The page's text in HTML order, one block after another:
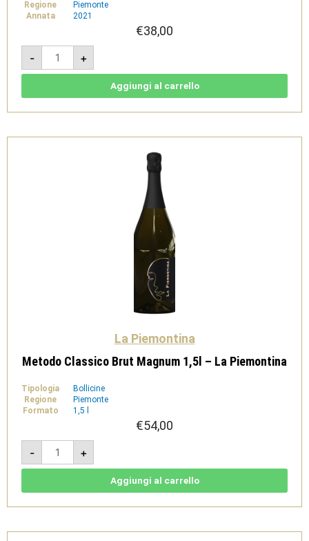
Regione
Piemonte
Annata
2021
€38,00
-
Colline
Novaresi
Nebbiolo
DOC
-
quantità
+
Aggiungi al carrello
La Piemontina
Metodo Classico Brut Magnum 1,5l – La Piemontina
Tipologia
Bollicine
Regione
Piemonte
Formato
1,5 l
€54,00
-
Metodo
Classico
Brut
Magnum
Piemontina
+
Aggiungi al carrello